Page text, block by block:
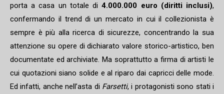
porta a casa un totale di4.000.000 euro (diritti inclusi),
confermando il trend di un mercato in cui il collezionista è
sempre è più alla ricerca di sicurezze, concentrando la sua
attenzione su opere di dichiarato valore storico-artistico, ben
documentate ed archiviate. Ma soprattutto a firma di artisti le
cui quotazioni siano solide e al riparo dai capricci delle mode.
Ed infatti, anche nell’asta di Farsetti, i protagonisti sono stati i